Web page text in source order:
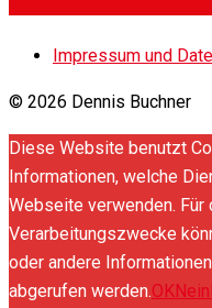
Impressum und
© 2026 Dennis Buchner
Diese Website benutzt
Informationen, welche
Webseite verwenden.
Verarbeitungszwecke
oder andere
abgerufen werden.OKNein